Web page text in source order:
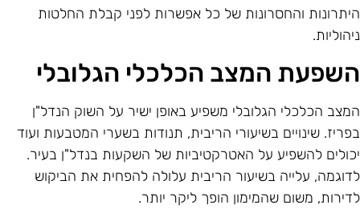
והחסרונות של כל אפשרות לפני קבלת החלטות
המצב הכלכלי הגלובלי
הכלכלי הגלובלי משפיע באופן ישיר על השוק הנדל"ן
שינויים בשיעורי הריבית, תנודות בשערי המטבעות ועוד
להשפיע על האטרקטיביות של השקעות בנדל"ן בעיר.
עלייה בשיעור הריבית עלולה להפחית את הביקוש
משום שהמימון הופך ליקר יותר.